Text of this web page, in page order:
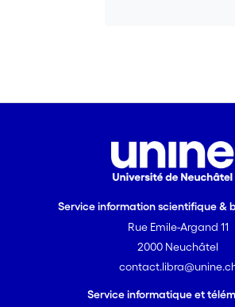
Service information scientifique &
Rue Emile-Argand 11
2000 Neuchâtel
Service informatique et